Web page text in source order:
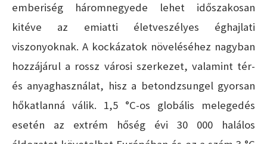
emberiség háromnegyede lehet időszakosan
kitéve az emiatti életveszélyes éghajlati
viszonyoknak. A kockázatok növeléséhez nagyban
hozzájárul a rossz városi szerkezet, valamint tér-
és anyaghasználat, hisz a betondzsungel gyorsan
hőkatlanná válik. 1,5 °C-os globális melegedés
esetén az extrém hőség évi 30 000 halálos